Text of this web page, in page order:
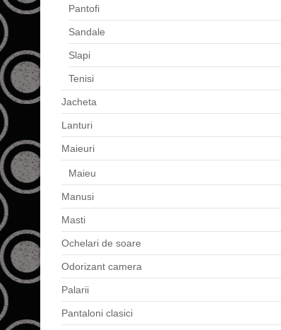
Pantofi
Sandale
Slapi
Tenisi
Jacheta
Lanturi
Maieuri
Maieu
Manusi
Masti
Ochelari de soare
Odorizant camera
Palarii
Pantaloni clasici